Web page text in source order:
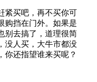
紧买吧，再不买你可
购挡在门外。如果是
别去搞了，道理很简
没人买，大牛市都没
你还指望谁来买呢？